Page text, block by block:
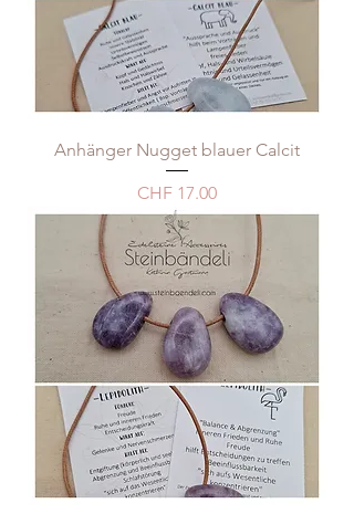
Anhänger Nugget blauer Calcit
Price
CHF 17.00